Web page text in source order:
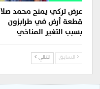
عرض تركي يمنح محمد صلاح
قطعة أرض في طرابزون
بسبب التغير المناخي
السابق التالي